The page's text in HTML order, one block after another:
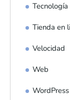
Tecnología
Tienda en
Velocidad
Web